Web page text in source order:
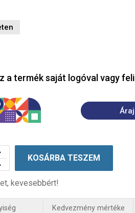
a termék saját logóval vagy
KOSÁRBA TESZEM
kevesebbért!
Kedvezmény mértéke